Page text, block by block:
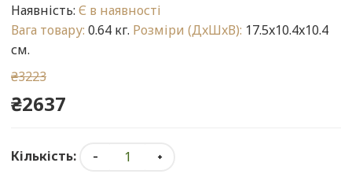
Наявність: Є в наявності
Вага товару: 0.64 кг. Розміри (ДxШxВ): 17.5x10.4x10.4
см.
₴3223
₴2637
Кількість: